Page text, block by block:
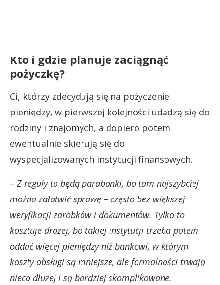
Kto i gdzie planuje zaciągnąć
pożyczkę?
Ci, którzy zdecydują się na pożyczenie
pieniędzy, w pierwszej kolejności udadzą się do
rodziny i znajomych, a dopiero potem
ewentualnie skierują się do
wyspecjalizowanych instytucji finansowych.
– Z reguły to będą parabanki, bo tam najszybciej
można załatwić sprawę – często bez większej
weryfikacji zarobków i dokumentów. Tylko to
kosztuje drożej, bo takiej instytucji trzeba potem
oddać więcej pieniędzy niż bankowi, w którym
koszty obsługi są mniejsze, ale formalności trwają
nieco dłużej i są bardziej skomplikowane.